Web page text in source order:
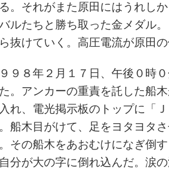
。それがまた原田にはうれし
ルたちと勝ち取った金メダル
抜けていく。高圧電流が原田
９８年２月１７日、午後０時
。アンカーの重責を託した船
れ、電光掲示板のトップに「
船木目がけて、足をヨタヨタ
その船木をあおむけになぎ倒
分が大の字に倒れ込んだ。涙